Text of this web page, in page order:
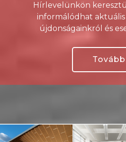
Hírlevelünkön
informálódhat
újdonságainkról és
Tovább